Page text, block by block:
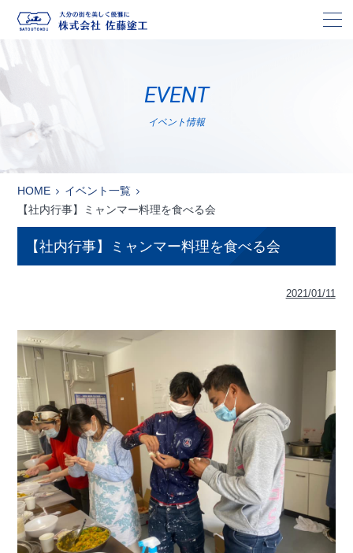
EVENT
イベント情報
HOME
イベント一覧
【社内行事】ミャンマー料理を食べる会
【社内行事】ミャンマー料理を食べる会
2021/01/11